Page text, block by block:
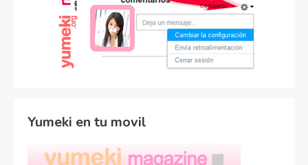
Yumeki en tu movil